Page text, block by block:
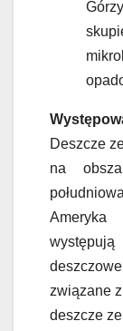
Deszcze
na
związane
deszcze